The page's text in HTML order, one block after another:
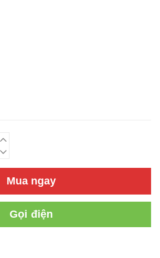
Mua ngay
Gọi điện